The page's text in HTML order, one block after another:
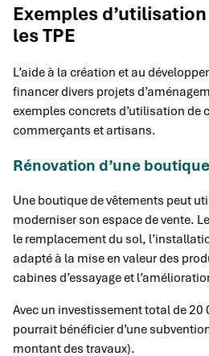
Exemples
les TPE
L’aide à la création et au
financer divers projets
exemples concrets d’utilisation de
commerçants et artisans.
Rénovation d’une
Une boutique de vêtements peut
moderniser son espace de vente.
le remplacement du sol,
adapté à la mise en valeur des
cabines d’essayage et
Avec un investissement total de 20
pourrait bénéficier d’une
montant des travaux).